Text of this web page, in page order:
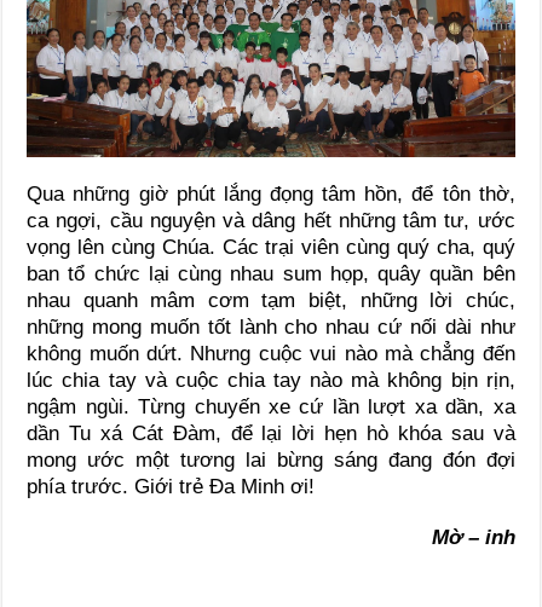
Qua những giờ phút lắng đọng tâm hồn, để tôn thờ,
ca ngợi, cầu nguyện và dâng hết những tâm tư, ước
vọng lên cùng Chúa. Các trại viên cùng quý cha, quý
ban tổ chức lại cùng nhau sum họp, quây quần bên
nhau quanh mâm cơm tạm biệt, những lời chúc,
những mong muốn tốt lành cho nhau cứ nối dài như
không muốn dứt. Nhưng cuộc vui nào mà chẳng đến
lúc chia tay và cuộc chia tay nào mà không bịn rịn,
ngậm ngùi. Từng chuyến xe cứ lần lượt xa dần, xa
dần Tu xá Cát Đàm, để lại lời hẹn hò khóa sau và
mong ước một tương lai bừng sáng đang đón đợi
phía trước. Giới trẻ Đa Minh ơi!
Mờ – inh